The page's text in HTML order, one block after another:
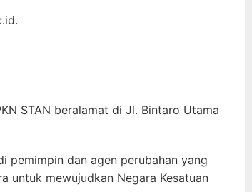
STAN beralamat di Jl. Bintaro Utama
pemimpin dan agen perubahan yang
untuk mewujudkan Negara Kesatuan